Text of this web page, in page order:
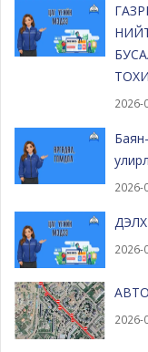
2026-
2026-
2026-
2026-